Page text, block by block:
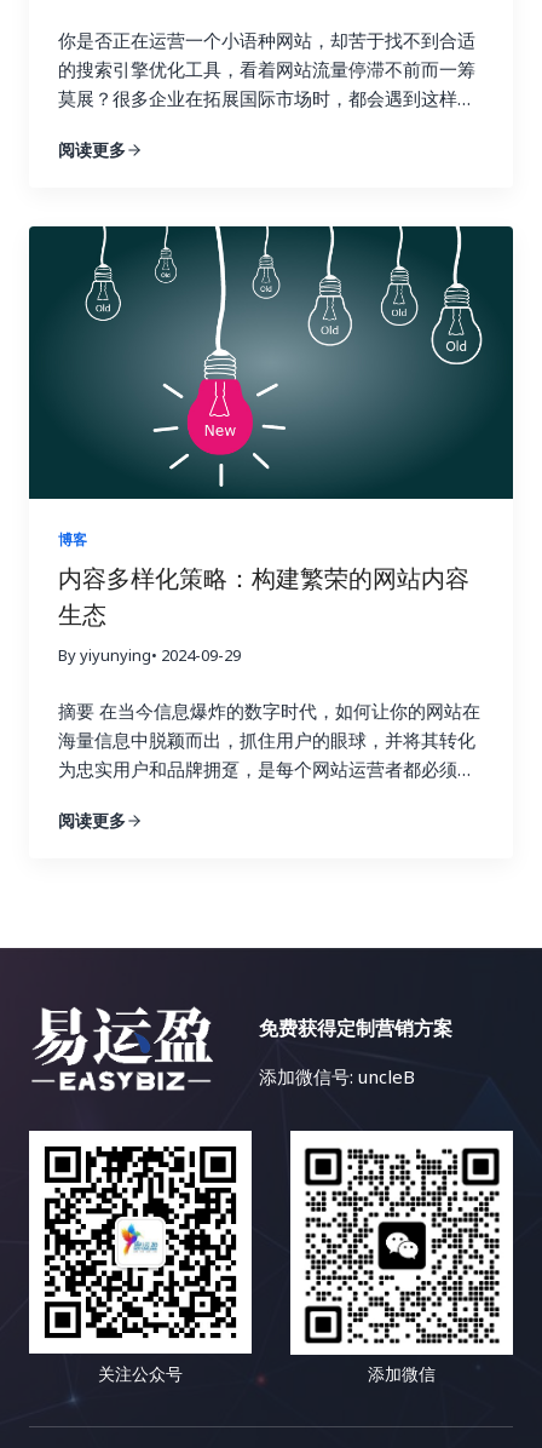
择工具时，不仅要考虑功能和价格，还要考虑易用性
和数据准确性。一个好的工具应该易于上手，操作简
单，并且能够提供准确可靠的数据，为你的决策提供
链接建设效果时，需要关注一些关键指标，这些指标
是万里长征的第一步，更重要的是如何解读这些数据
并将它们转化为可操作的洞察力，最终指导我们的行
动，就像一位经验丰富的侦探，需要从蛛丝马迹中找
到破案的关键线索。 首先，你需要对收集到的数据进
行整理和分类，就像整理一个杂乱的房间一样，将物
品分门别类地摆放整齐。例如，你可以将链接按照来
源网站的权威性、链接类型（如文本链接、图片链
接、目录链接等）、锚文本的相关性等进行分类。 清
晰的分类有助于你更好地理解数据的结构，为后续的
分析打下坚实的基础。 接下来，你需要分析不同类型
的链接对网站关键指标的影响，例如，来自高权重、
高相关性网站的链接是否带来了更多的推荐流量？包
含目标关键词的锚文本是否提升了网站在搜索引擎结
果页面中的排名？来自社交媒体平台的链接是否带来
了更高的用户参与度？ 这些指标就像一个仪表盘，可
据分析，你可以发现哪些链接建设策略真正有效，哪
些策略只是徒劳无功。例如，你可能会发现，来自行
业权威博客的链接带来了大量的目标流量和转化，而
害网站的声誉。 基于这些发现，你可以及时调整你的
个持续迭代的过程。你需要定期监控数据，并根据数
需要根据风向和水流的变化不断调整航线，才能最终
安全抵达目的地。 市场环境和用户行为都在不断变
化，只有持续地分析数据，才能保持链接建设策略的
有效性。 五、 案例分析：小红书如何玩转链接建
社交电商平台，其链接建设策略非常值得学习和借
鉴。 小红书的成功并非偶然，而是精心策划和运营的
结果。 让我们深入剖析小红书是如何玩转链接建设
的： 小红书的成功案例表明，高质量的内容和活跃的
社区是链接建设的基石。 通过创造有价值的内容，吸
引用户参与，并引导用户分享和转载，可以获得大量
的、高质量的外部链接，并提升网站的流量、知名度
和最终的转化率。 六、 常见误区：你需要避免哪些
坑？ 在进行链接建设的道路上，充满了各种陷阱和误
区。 避免这些误区可以帮助你少走弯路，提高效率，
的认可，搜索引擎又该如何判断你的网站的价值和可
信度呢？ 二、Ahrefs：全能型搜索引擎优化工具，挖
掘链接宝藏 Ahrefs 就像一位经验丰富的侦探，拥有
的链接策略，发现潜在的链接机会，并制定更有效的
站审核，Ahrefs 都能帮你轻松搞定，让你在搜索引擎
优化的战场上运筹帷幄，决胜千里。它可以帮助你了
解你的网站在哪些方面需要改进，以及如何更好地优
化你的网站以获得更高的排名和更多的流量。 1. 竞争
对手分析：知己知彼，百战不殆 使用 Ahrefs 的网站
分析功能，只需输入竞争对手的域名，即可全面了解
他们的反向链接情况。你可以分析他们的链接来源、
链接类型、锚文本等等，从中学习他们的成功经验，
并找到可以借鉴的链接建设策略。更重要的是，你可
站获取链接。这是一种非常有效的链接建设策略，可
以让你事半功倍，快速提升你的网站排名。通过深入
分析竞争对手的链接，你可以了解他们的优势和劣
势，并制定更具针对性的链接建设策略，从而在竞争
中占据优势。 2. 关键词研究：精准定位，事半功倍
相关的关键词，并分析这些关键词的搜索量、竞争程
度以及排名情况。通过关键词研究，你可以找到潜在
的链接建设目标，例如与你行业相关的博客、论坛和
为你的竞争对手带来了最多的流量，并以此为参考，
吸引目标受众的关注，并最终获得链接。 3. 内容探
探索功能可以帮助你找到在社交媒体上表现优异的内
容。你可以分析这些内容的主题、格式、推广策略等
等，从中学习如何创作更具吸引力的内容，从而吸引
更多的链接。通过分析热门内容，你可以了解目标受
内容，从而提升你的内容营销效果。高质量的内容是
吸引链接的关键，因为它可以为用户提供价值，并鼓
励其他网站链接到你的网站，从而提升你的网站权威
性和排名。好的内容也更容易在社交媒体上被分享，
从而带来更多的曝光率和流量。 三、Semrush：多功
能搜索引擎优化工具，助力链接建设 Semrush 就像
一位多才多艺的助手，可以帮助你进行关键词研究、
竞争对手分析、网站审核等等，全方位提升你的搜索
引擎优化效果。它不仅可以帮助你分析竞争对手，还
可以帮助你跟踪你的搜索引擎优化进度，并提供可操
你是否正在运营一个小语种网站，却苦于找不到合适
的搜索引擎优化工具，看着网站流量停滞不前而一筹
莫展？很多企业在拓展国际市场时，都会遇到这样的
球化的浪潮下，越来越多的企业开始将目光投向海外
搜索引擎优化工具，就像找到了一把打开国际市场大
门的金钥匙，能够帮助你的网站在全球范围内获得更
高的曝光率和流量。有效的搜索引擎优化策略可以帮
助你吸引目标用户，提升品牌知名度，最终带来更高
的转化率和收益。 这篇文章将为你揭秘一系列强大且
高效的小语种搜索引擎优化工具。我们会深入探讨每
一种工具的功能和优势，并提供一些实际操作的建
议，帮助你克服语言障碍，精准定位目标用户，让你
的网站在国际竞争中脱颖而出，最终实现业务的蓬勃
发展。做好准备，一起开启小语种搜索引擎优化的奇
妙旅程！ 一、小语种搜索引擎优化的挑战与机遇：扬
帆出海，乘风破浪 在进军国际市场时，小语种搜索引
擎优化无疑是一块难啃的骨头。它不像英语搜索引擎
优化那样有丰富的资源和工具。与主流语言英语相
比，小语种搜索引擎优化面临着诸多挑战，例如西班
语、韩语、阿拉伯语等等，每一个语种都有其独特的
语法和文化背景。这使得搜索引擎优化策略的制定更
加复杂，我们需要针对不同的语言和文化制定不同的
就很难理解目标市场的用户需求、搜索习惯和文化背
务的推广可能会受到限制，你需要了解目标市场的相
关法律法规。 再次，竞争激烈也是一个不容忽视的问
题。一些热门的小语种市场竞争非常激烈，需要付出
间和资源，进行更深入的关键词研究和内容优化。 最
后，资源匮乏也是小语种搜索引擎优化面临的一个难
题。相比于英语等主流语言，小语种搜索引擎优化的
学习资源和工具相对匮乏。找到合适的工具和资源需
要花费更多的时间和精力。你可能需要尝试不同的工
具，并进行比较和筛选。 然而，挑战与机遇并存。随
着全球化的深入发展，小语种市场蕴藏着巨大的潜
力。这是一个尚未完全开发的蓝海市场。掌握小语种
搜索引擎优化技巧，就能抢占先机，在蓝海市场中获
得丰厚的回报。想想看，如果你的网站能够在竞争相
对较小的市场中获得领先地位，那将带来多么巨大的
阅读更多
博客
内容多样化策略：构建繁荣的网站内容
生态
By yiyunying• 2024-09-29
摘要 在当今信息爆炸的数字时代，如何让你的网站在
海量信息中脱颖而出，抓住用户的眼球，并将其转化
为忠实用户和品牌拥趸，是每个网站运营者都必须认
一难题的关键所在。本文将深入探讨内容多样化策略
态，最终实现网站流量的持续增长、用户参与度的显
化：为何内容多样化至关重要？ 想象一下，如果一个
花园里只种植着单一品种的花卉，即使再娇艳欲滴，
也会让人感到单调乏味。同样的道理，如果一个网站
只提供单一的内容形式，即使文字再优美，设计再精
失和用户参与度的下降。 互联网用户是一个极其庞大
且异质性极高的群体，不同的用户拥有不同的背景、
兴趣、需求、学习风格、认知模式和行为习惯。有些
人喜欢深入阅读长篇的专业文章，有些人则更倾向于
观看短小精悍的视频教程；有些人对数据和图表情有
独钟，有些人则更容易被生动的故事和案例所打动；
有些人喜欢积极参与互动，分享自己的观点和经验，
有些人则更倾向于被动地接收信息，默默地汲取知
识。内容多样化策略正是为了满足这些不同用户的个
性化需求，提供更具针对性、更 engaging、更富有
阅读更多
免费获得定制营销方案
添加微信号: uncleB
关注公众号 添加微信